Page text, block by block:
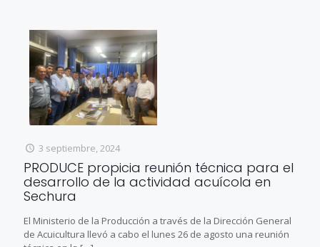
3 septiembre, 2024
PRODUCE propicia reunión técnica para el
desarrollo de la actividad acuícola en
Sechura
El Ministerio de la Producción a través de la Dirección General
de Acuicultura llevó a cabo el lunes 26 de agosto una reunión